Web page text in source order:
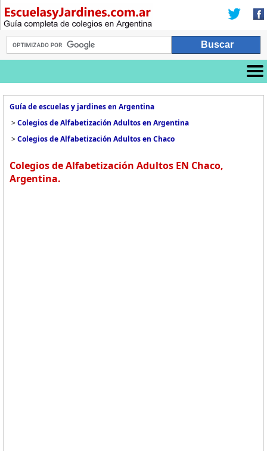
Guía de escuelas y jardines en Argentina
>Colegios de Alfabetización Adultos en Argentina
>Colegios de Alfabetización Adultos en Chaco
Colegios de Alfabetización Adultos EN Chaco,
Argentina.